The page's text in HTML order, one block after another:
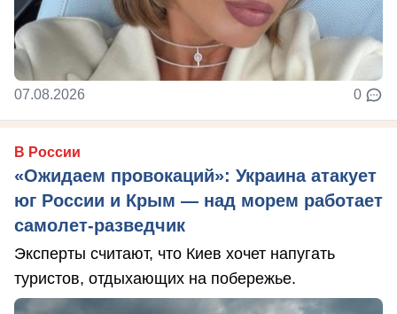
07.08.2026 0
В России
«Ожидаем провокаций»: Украина атакует
юг России и Крым — над морем работает
самолет-разведчик
Эксперты считают, что Киев хочет напугать
туристов, отдыхающих на побережье.